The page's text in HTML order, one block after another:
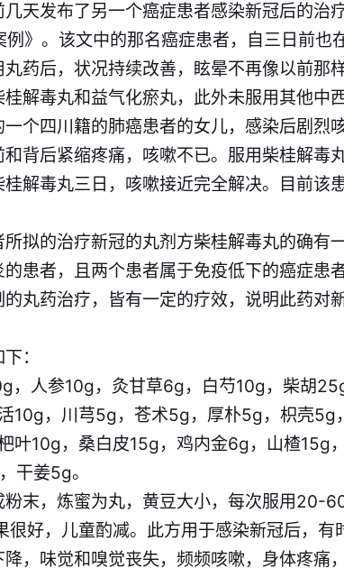
几天发布了另一个癌症患者感染新冠后的治
》 。该文中的那名癌症患者，自三日前也
药后，状况持续改善，眩晕不再像以前那
解毒丸和益气化瘀丸，此外未服用其他中
个四川籍的肺癌患者的女儿，感染后剧烈
背后紧缩疼痛，咳嗽不已。服用柴桂解毒
解毒丸三日，咳嗽接近完全解决。目前该
所拟的治疗新冠的丸剂方柴桂解毒丸的确有
患者，且两个患者属于免疫低下的癌症患
丸药治疗，皆有一定的疗效，说明此药对
：
，人参10g，灸甘草6g，白芍10g，柴胡
10g，川芎5g，苍术5g，厚朴5g，枳壳5g
叶10g，桑白皮15g，鸡内金6g，山楂15g
干姜5g。
粉末，炼蜜为丸，黄豆大小，每次服用20-
好，儿童酌减。此方用于感染新冠后，有
，味觉和嗅觉丧失，频频咳嗽，身体疼痛